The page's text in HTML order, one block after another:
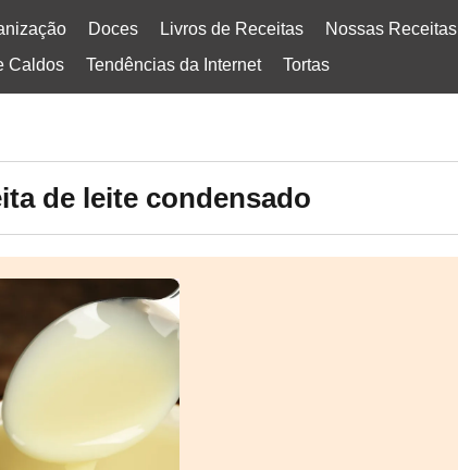
Doces Livros de Receitas Nossas Receitas
Caldos Tendências da Internet Tortas
de leite condensado